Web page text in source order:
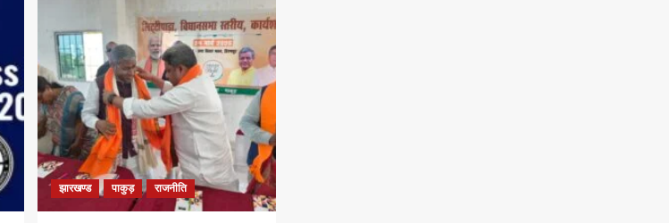
झारखण्ड पाकुड़ राजनीति